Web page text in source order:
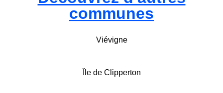
communes
Viévigne
Île de Clipperton